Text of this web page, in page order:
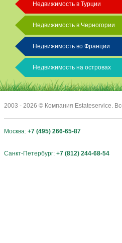
Недвижимость в Турции
Недвижимость в Черногории
Недвижимость во Франции
Недвижимость на островах
2003 - 2026 © Компания Estateservice.
Москва: +7 (495) 266-65-87
Санкт-Петербург: +7 (812) 244-68-54